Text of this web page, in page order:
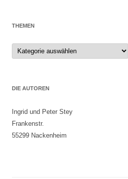
THEMEN
Themen
DIE AUTOREN
Ingrid und Peter Stey
Frankenstr.
55299 Nackenheim